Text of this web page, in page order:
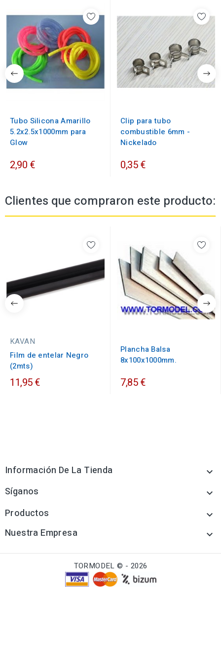
Tubo Silicona Amarillo
5.2x2.5x1000mm para
Glow
2,90 €
Clip para tubo
combustible 6mm -
Nickelado
0,35 €
Clientes que compraron este producto:
KAVAN
Film de entelar Negro
(2mts)
11,95 €
Plancha Balsa
8x100x1000mm.
7,85 €
Información De La Tienda 
Síganos 
Productos 
Nuestra Empresa 
TORMODEL © - 2026